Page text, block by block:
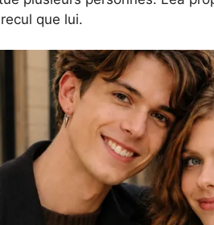
que lui.